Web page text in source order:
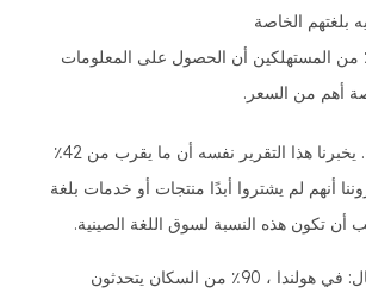
بلغتهم الخاصة
56.2٪ من المستهلكين أن الحصول على المعلومات
أهم من السعر.
فكر في آخر لحظة. يخبرنا هذا التقرير نفسه أن ما يقرب من 42٪
أنهم لم يشتروا أبدًا منتجات أو خدمات بلغة
تكون هذه النسبة لسوق اللغة الصينية.
لنلق نظرة على مثال: في هولندا ، 90٪ من السكان يتحدثون